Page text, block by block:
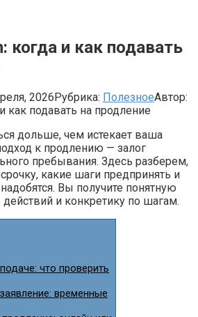
когда и как подавать
2026Рубрика: ПолезноеАвтор:
дольше, чем истекает ваша
к продлению — залог
пребывания. Здесь разберем,
какие шаги предпринять и
Вы получите понятную
действий и конкретику по шагам.
что проверить
временные